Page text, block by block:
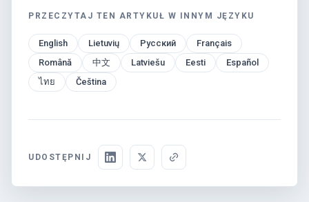
PRZECZYTAJ TEN ARTYKUŁ W INNYM JĘZYKU
English Lietuvių Русский
Français
Română
中文 Latviešu Eesti
Español
ไทย
Čeština
UDOSTĘPNIJ